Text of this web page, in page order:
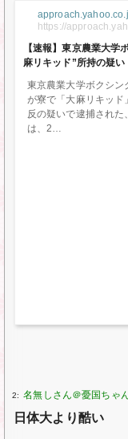
https://
【速報】東京農業大
麻リキッド”所持の疑
東京農業大学ボクシ
が寮で「大麻リキッド」を
反の疑いで逮捕され
は、2
2:
日体大より酷い